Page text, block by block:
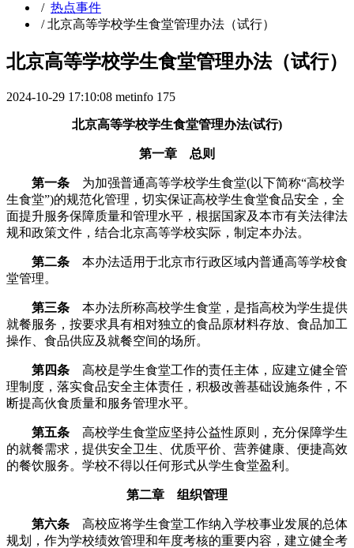
/ 热点事件
/北京高等学校学生食堂管理办法（试行）
北京高等学校学生食堂管理办法（试行）
2024-10-29 17:10:08 metinfo 175
北京高等学校学生食堂管理办法(试行)
第一章 总则
第一条 为加强普通高等学校学生食堂(以下简称“高校学
生食堂”)的规范化管理，切实保证高校学生食堂食品安全，全
面提升服务保障质量和管理水平，根据国家及本市有关法律法
规和政策文件，结合北京高等学校实际，制定本办法。
第二条 本办法适用于北京市行政区域内普通高等学校食
堂管理。
第三条 本办法所称高校学生食堂，是指高校为学生提供
就餐服务，按要求具有相对独立的食品原材料存放、食品加工
操作、食品供应及就餐空间的场所。
第四条 高校是学生食堂工作的责任主体，应建立健全管
理制度，落实食品安全主体责任，积极改善基础设施条件，不
断提高伙食质量和服务管理水平。
第五条 高校学生食堂应坚持公益性原则，充分保障学生
的就餐需求，提供安全卫生、优质平价、营养健康、便捷高效
的餐饮服务。学校不得以任何形式从学生食堂盈利。
第二章 组织管理
第六条 高校应将学生食堂工作纳入学校事业发展的总体
规划，作为学校绩效管理和年度考核的重要内容，建立健全考